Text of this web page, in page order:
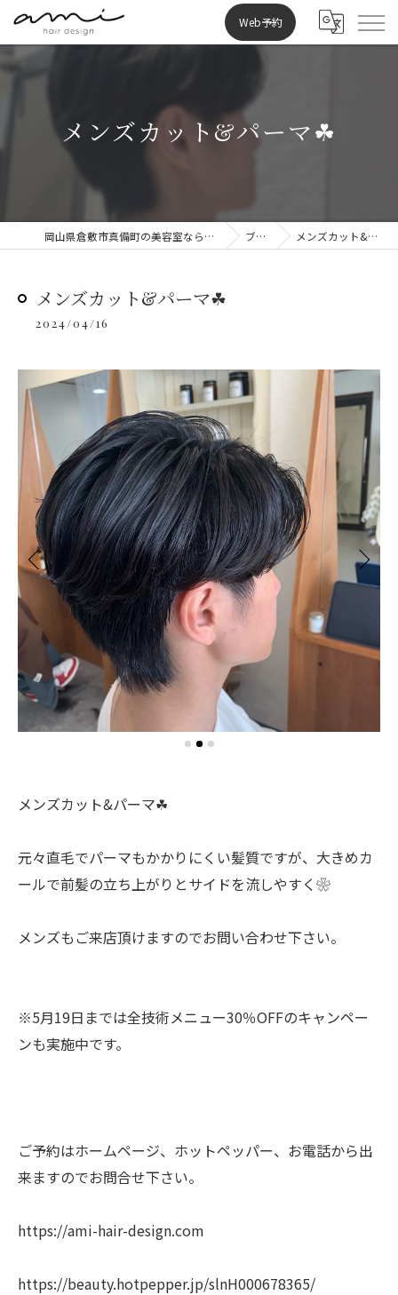
Web予約
メンズカット&パーマ☘︎
岡山県倉敷市真備町の美容室ならami hair design ブログ メンズカット&パーマ☘︎
メンズカット&パーマ☘︎
2024/04/16
メンズカット&パーマ☘︎
元々直毛でパーマもかかりにくい髪質ですが、大きめカ
ールで前髪の立ち上がりとサイドを流しやすく❀
メンズもご来店頂けますのでお問い合わせ下さい。
※5月19日までは全技術メニュー30％OFFのキャンペー
ンも実施中です。
ご予約はホームページ、ホットペッパー、お電話から出
来ますのでお問合せ下さい。
https://ami-hair-design.com
https://beauty.hotpepper.jp/slnH000678365/